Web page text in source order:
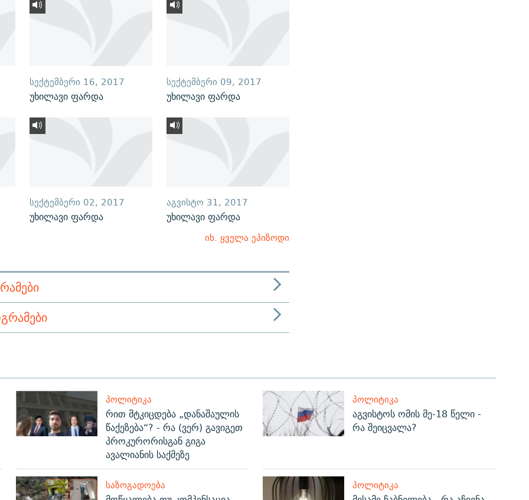
ᲡᲔᲥᲢᲔᲛᲑᲔᲠᲘ 16, 2017
უხილავი ფარდა
ᲡᲔᲥᲢᲔᲛᲑᲔᲠᲘ 09, 2017
უხილავი ფარდა
ᲡᲔᲥᲢᲔᲛᲑᲔᲠᲘ 02, 2017
უხილავი ფარდა
ᲐᲒᲕᲘᲡᲢᲝ 31, 2017
უხილავი ფარდა
იხ. ყველა ეპიზოდი
ᲞᲝᲚᲘᲢᲘᲙᲐ
რით მტკიცდება „დანაშაულის
წაქეზება“? - რა (ვერ) გავიგეთ
პროკურორისგან გიგა
ავალიანის საქმეზე
ᲞᲝᲚᲘᲢᲘᲙᲐ
აგვისტოს ომის მე-18 წელი -
რა შეიცვალა?
ᲡᲐᲖᲝᲒᲐᲓᲝᲔᲑᲐ ᲞᲝᲚᲘᲢᲘᲙᲐ